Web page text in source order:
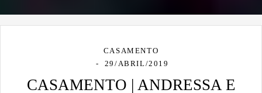
CASAMENTO
29/ABRIL/2019
CASAMENTO | ANDRESSA E